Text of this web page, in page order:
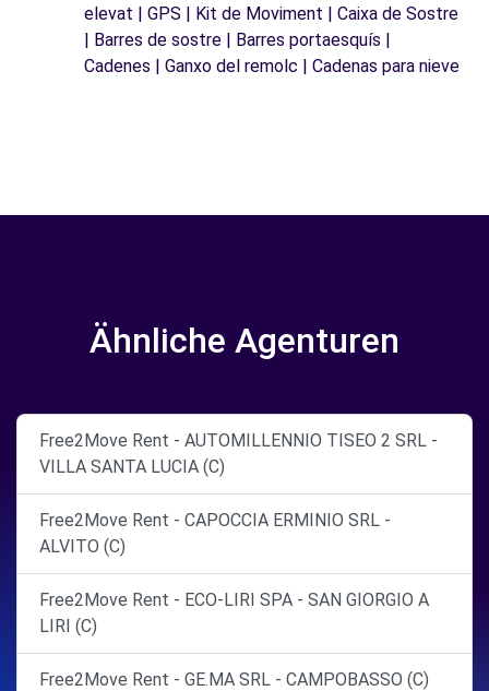
elevat | GPS | Kit de Moviment | Caixa de Sostre
| Barres de sostre | Barres portaesquís |
Cadenes | Ganxo del remolc | Cadenas para nieve
Ähnliche Agenturen
Free2Move Rent - AUTOMILLENNIO TISEO 2 SRL -
VILLA SANTA LUCIA (C)
Free2Move Rent - CAPOCCIA ERMINIO SRL -
ALVITO (C)
Free2Move Rent - ECO-LIRI SPA - SAN GIORGIO A
LIRI (C)
Free2Move Rent - GE.MA SRL - CAMPOBASSO (C)